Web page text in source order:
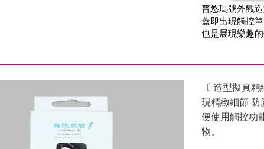
普悠瑪號外觀
蓋即出現觸控
也是展現樂趣
〔 造型擬真
現精緻細節 防
便使用觸控功
物。